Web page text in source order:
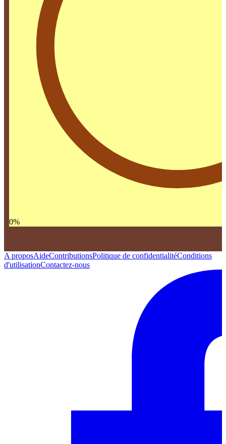
0%
A proposAideContributionsPolitique de confidentialitéConditions
d'utilisationContactez-nous